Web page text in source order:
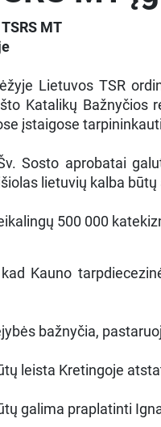
MT
Lietuvos TSR
Katalikų
įstaigose
Sosto aprobatai
lietuvių kalba
500 000
Kauno
bažnyčia,
leista Kretingoje
galima praplatinti